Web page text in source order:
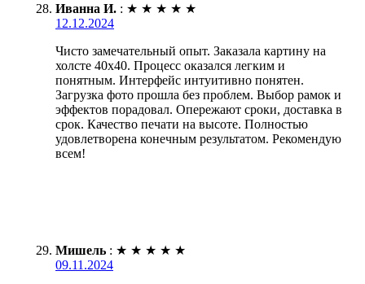
Иванна И. : ★ ★ ★ ★ ★
12.12.2024
Чисто замечательный опыт. Заказала картину на
холсте 40х40. Процесс оказался легким и
понятным. Интерфейс интуитивно понятен.
Загрузка фото прошла без проблем. Выбор рамок и
эффектов порадовал. Опережают сроки, доставка в
срок. Качество печати на высоте. Полностью
удовлетворена конечным результатом. Рекомендую
всем!
Мишель : ★ ★ ★ ★ ★
09.11.2024